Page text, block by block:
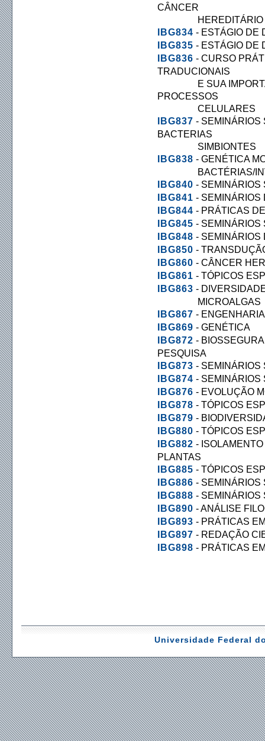
CÂNCER
HEREDITÁRIO
IBG834 - ESTÁGIO DE
IBG835 - ESTÁGIO DE
IBG836 - CURSO
TRADUCIONAIS
E SUA
PROCESSOS
CELULARES
IBG837 - SEMINÁRIOS
BACTERIAS
SIMBIONTES
IBG838 - GENÉTICA
BACTÉRIAS/
IBG840 - SEMINÁRIOS
IBG841 - SEMINÁRIOS
IBG844 - PRÁTICAS
IBG845 - SEMINÁRIOS
IBG848 - SEMINÁRIOS
IBG850 -
IBG860 - CÂNCER
IBG861 - TÓPICOS
IBG863 -
MICROALGAS
IBG867 -
IBG869 - GENÉTICA
IBG872 -
PESQUISA
IBG873 - SEMINÁRIOS
IBG874 - SEMINÁRIOS
IBG876 - EVOLUÇÃO
IBG878 - TÓPICOS
IBG879 -
IBG880 - TÓPICOS
IBG882 -
PLANTAS
IBG885 - TÓPICOS
IBG886 - SEMINÁRIOS
IBG888 - SEMINÁRIOS
IBG890 - ANÁLISE
IBG893 - PRÁTICAS
IBG897 - REDAÇÃO
IBG898 - PRÁTICAS
Universidade Federal